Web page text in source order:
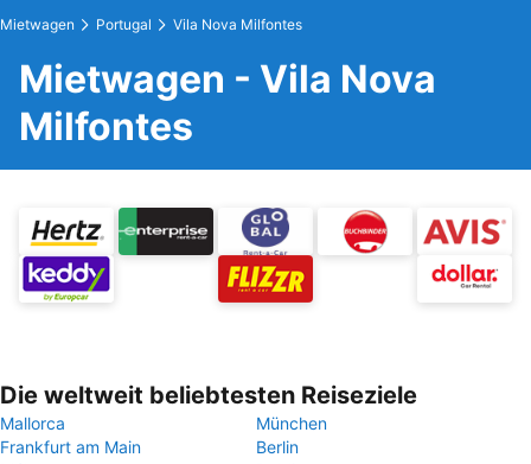
Mietwagen Portugal Vila Nova Milfontes
Mietwagen - Vila Nova
Milfontes
Die weltweit beliebtesten Reiseziele
Mallorca
München
Frankfurt am Main
Berlin